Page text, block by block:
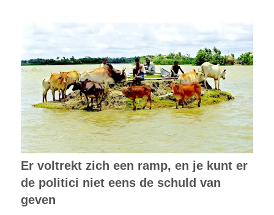
Er voltrekt zich een ramp, en je kunt er
de politici niet eens de schuld van
geven